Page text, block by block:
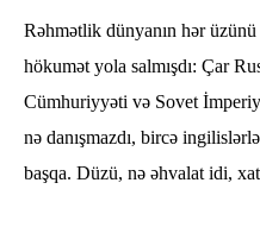
Rəhmətlik dünyanın hər
hökumət yola salmışdı: Çar
Cümhuriyyəti və Sovet
nə danışmazdı, bircə
başqa. Düzü, nə əhvalat idi,